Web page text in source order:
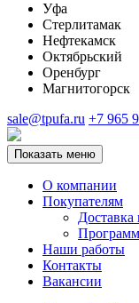
Уфа
Стерлитамак
Нефтекамск
Октябрьский
Оренбург
Магнитогорск
sale@tpufa.ru +7 965
Показать меню
О компании
Покупателям
Доставка
Наши работы
Контакты
Вакансии